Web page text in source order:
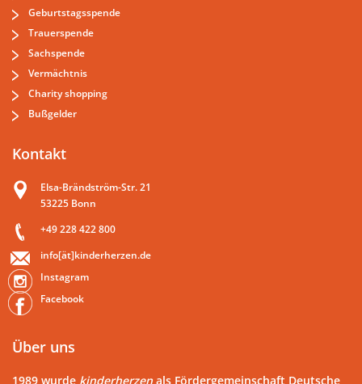
Geburtstagsspende
Trauerspende
Sachspende
Vermächtnis
Charity shopping
Bußgelder
Kontakt
Elsa-Brändström-Str. 21
53225 Bonn
+49 228 422 800
info[ät]kinderherzen.de
Instagram
Facebook
Über uns
1989 wurde kinderherzen als Fördergemeinschaft Deutsche